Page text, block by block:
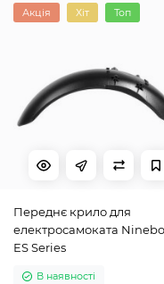
Акція Хіт Топ
Переднє крило для
електросамоката
ES Series
В наявності